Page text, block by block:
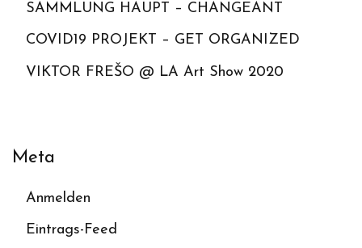
SAMMLUNG HAUPT – CHANGEANT
COVID19 PROJEKT – GET ORGANIZED
VIKTOR FREŠO @ LA Art Show 2020
Meta
Anmelden
Eintrags-Feed